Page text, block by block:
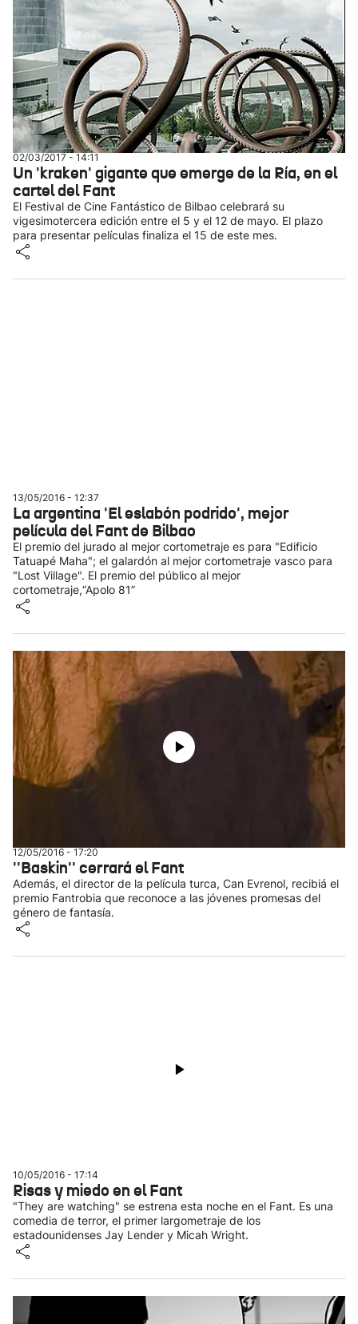
02/03/2017 - 14:11
Un 'kraken' gigante que emerge de la Ría, en el
cartel del Fant
El Festival de Cine Fantástico de Bilbao celebrará su
vigesimotercera edición entre el 5 y el 12 de mayo. El plazo
para presentar películas finaliza el 15 de este mes.
13/05/2016 - 12:37
La argentina 'El eslabón podrido', mejor
película del Fant de Bilbao
El premio del jurado al mejor cortometraje es para "Edificio
Tatuapé Maha"; el galardón al mejor cortometraje vasco para
"Lost Village". El premio del público al mejor
cortometraje,“Apolo 81”
12/05/2016 - 17:20
''Baskin'' cerrará el Fant
Además, el director de la película turca, Can Evrenol, recibiá el
premio Fantrobia que reconoce a las jóvenes promesas del
género de fantasía.
10/05/2016 - 17:14
Risas y miedo en el Fant
"They are watching" se estrena esta noche en el Fant. Es una
comedia de terror, el primer largometraje de los
estadounidenses Jay Lender y Micah Wright.